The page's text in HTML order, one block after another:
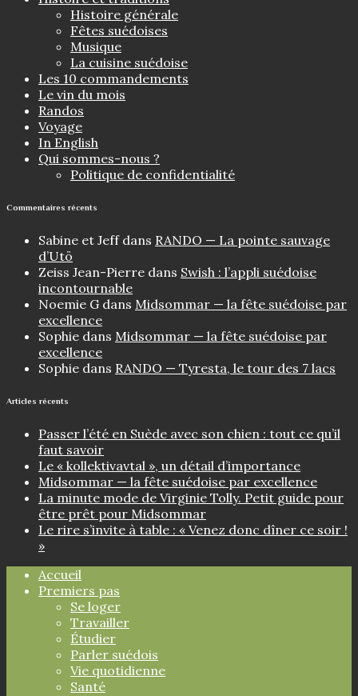
Histoire générale
Fêtes suédoises
Musique
La cuisine suédoise
Les 10 commandements
Le vin du mois
Randos
Voyage
In English
Qui sommes-nous ?
Politique de confidentialité
Commentaires récents
Sabine et Jeffdans RANDO — La pointe sauvage
d’Utö
Zeiss Jean-Pierre dans Swish : l’appli suédoise
incontournable
Noemie G dans Midsommar — la fête suédoise par
excellence
Sophie dans Midsommar — la fête suédoise par
excellence
Sophie dans RANDO — Tyresta, le tour des 7 lacs
Articles récents
Passer l’été en Suède avec son chien : tout ce qu’il
faut savoir
Le « kollektivavtal », un détail d’importance
Midsommar — la fête suédoise par excellence
La minute mode de Virginie Tolly. Petit guide pour
être prêt pour Midsommar
Le rire s’invite à table : « Venez donc dîner ce soir !
»
Accueil
Premiers pas
Se loger
Travailler
Étudier
Parler suédois
Vie quotidienne
Santé